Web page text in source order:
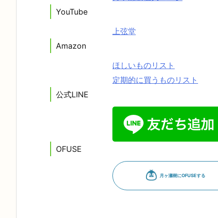
YouTube
上弦堂
Amazon
ほしいものリスト
定期的に買うものリスト
公式LINE
OFUSE